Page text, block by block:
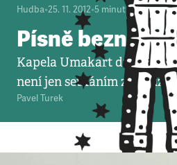
Hudba•25. 11. 2012•5 minut
Písně
Kapela Umakart druhým
není jen setkáním
Pavel Turek